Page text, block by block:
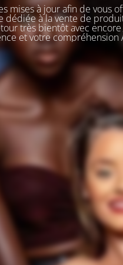
mises à jour afin de vous
dédiée à la vente de
très bientôt avec
et votre compréhension